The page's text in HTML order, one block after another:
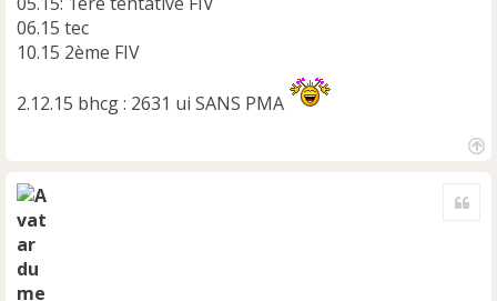
06.15 tec
10.15 2ème FIV
2.12.15 bhcg : 2631 ui SANS PMA